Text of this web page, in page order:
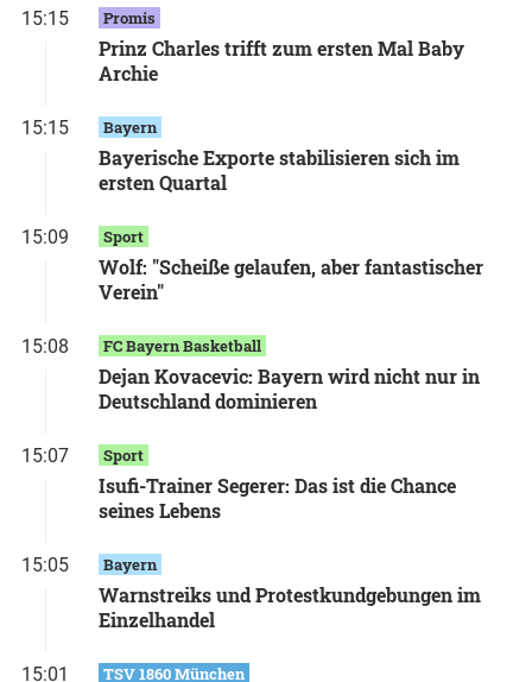
15:15 Promis
Prinz Charles trifft zum ersten Mal Baby
Archie
15:15 Bayern
Bayerische Exporte stabilisieren sich im
ersten Quartal
15:09 Sport
Wolf: "Scheiße gelaufen, aber fantastischer
Verein"
15:08 FC Bayern Basketball
Dejan Kovacevic: Bayern wird nicht nur in
Deutschland dominieren
15:07 Sport
Isufi-Trainer Segerer: Das ist die Chance
seines Lebens
15:05 Bayern
Warnstreiks und Protestkundgebungen im
Einzelhandel
15:01 TSV 1860 München